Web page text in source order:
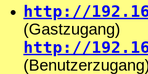
http://
(Gastzugang)
http://